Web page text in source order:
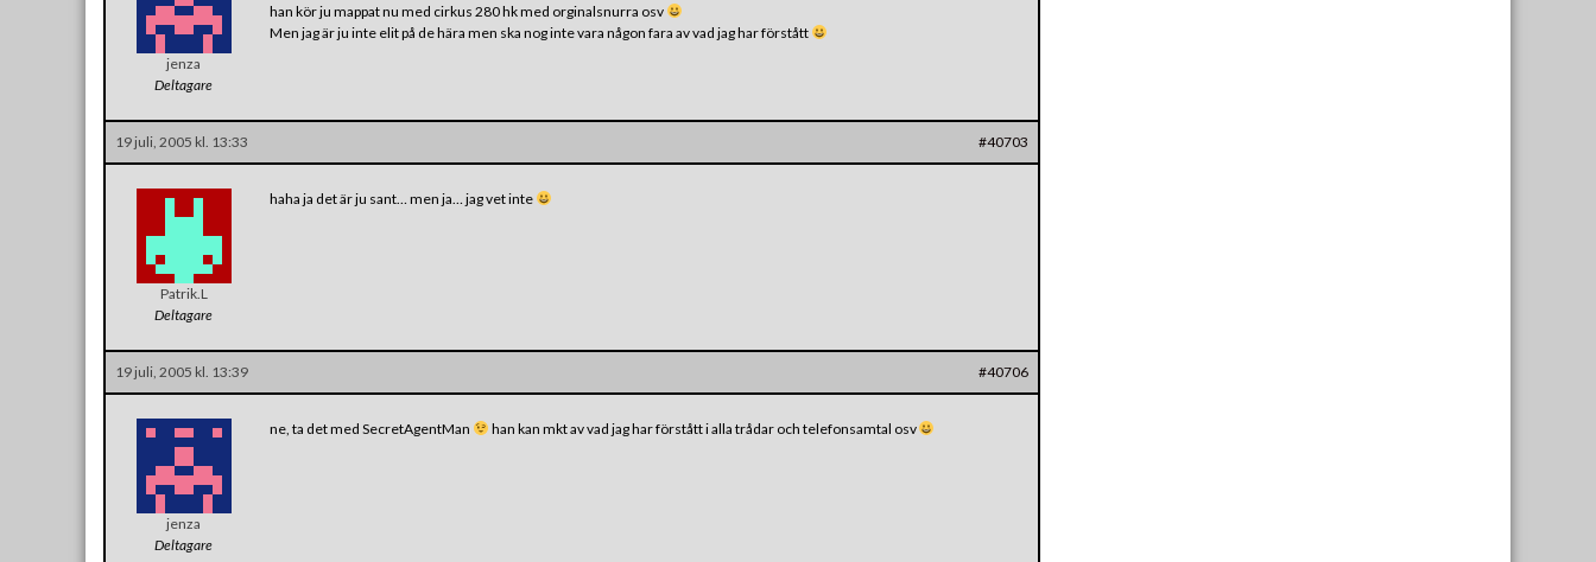
jenza
Deltagare
han kör ju mappat nu med cirkus 280 hk med orginalsnurra osv
Men jag är ju inte elit på de hära men ska nog inte vara någon fara av vad jag har förstått
19 juli, 2005 kl. 13:33 #40703
Patrik.L
Deltagare
haha ja det är ju sant… men ja… jag vet inte
19 juli, 2005 kl. 13:39 #40706
jenza
Deltagare
ne, ta det med SecretAgentMan han kan mkt av vad jag har förstått i alla trådar och telefonsamtal osv